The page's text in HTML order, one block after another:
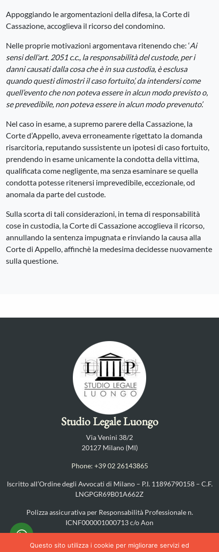
Appoggiando le argomentazioni della difesa, la Corte di
Cassazione, accoglieva il ricorso del condomino.
Nelle proprie motivazioni argomentava ritenendo che: ‘Ai
sensi dell’art. 2051 c.c., la responsabilità del custode, per i
danni causati dalla cosa che è in sua custodia, è esclusa
quando questi dimostri il caso fortuito’, da intendersi come
quell’evento che non poteva essere in alcun modo previsto o,
se prevedibile, non poteva essere in alcun modo prevenuto’.
Nel caso in esame, a supremo parere della Cassazione, la
Corte d’Appello, aveva erroneamente rigettato la domanda
risarcitoria, reputando sussistente un ipotesi di caso fortuito,
prendendo in esame unicamente la condotta della vittima,
qualificata come negligente, ma senza esaminare se quella
condotta potesse ritenersi imprevedibile, eccezionale, od
anomala da parte del custode.
Sulla scorta di tali considerazioni, in tema di responsabilità
cose in custodia, la Corte di Cassazione accoglieva il ricorso,
annullando la sentenza impugnata e rinviando la causa alla
Corte di Appello, affinchè la medesima decidesse nuovamente
sulla questione.
Studio Legale Luongo
Via Venini 38/2
20127 Milano (MI)
Phone: +39 02 26143865
Iscritto all’Ordine degli Avvocati di Milano – P.I. 11896790158 – C.F.
LNGPGR69B01A662Z
Polizza assicurativa per Responsabilità Professionale n.
ICNF000001000713 c/o Aon
PRIVACY POLICY– COOKIES POLICY
Questo sito utilizza i cookie per migliorare servizi ed